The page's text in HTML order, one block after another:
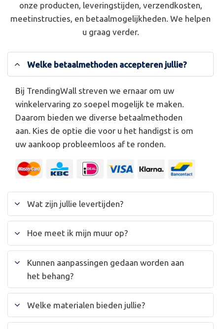
onze producten, leveringstijden, verzendkosten,
meetinstructies, en betaalmogelijkheden. We helpen
u graag verder.
Welke betaalmethoden accepteren jullie?
Bij TrendingWall streven we ernaar om uw
winkelervaring zo soepel mogelijk te maken.
Daarom bieden we diverse betaalmethoden
aan. Kies de optie die voor u het handigst is om
uw aankoop probleemloos af te ronden.
Wat zijn jullie levertijden?
Hoe meet ik mijn muur op?
Kunnen aanpassingen gedaan worden aan
het behang?
Welke materialen bieden jullie?